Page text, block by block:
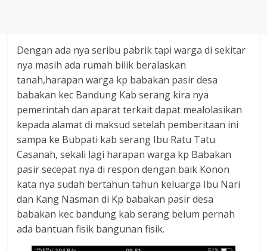
Dengan ada nya seribu pabrik tapi warga di sekitar
nya masih ada rumah bilik beralaskan
tanah,harapan warga kp babakan pasir desa
babakan kec Bandung Kab serang kira nya
pemerintah dan aparat terkait dapat mealolasikan
kepada alamat di maksud setelah pemberitaan ini
sampa ke Bubpati kab serang Ibu Ratu Tatu
Casanah, sekali lagi harapan warga kp Babakan
pasir secepat nya di respon dengan baik Konon
kata nya sudah bertahun tahun keluarga Ibu Nari
dan Kang Nasman di Kp babakan pasir desa
babakan kec bandung kab serang belum pernah
ada bantuan fisik bangunan fisik.